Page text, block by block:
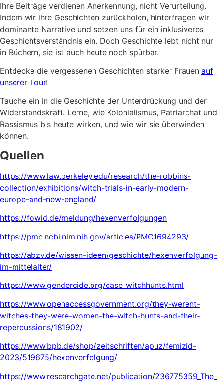
Ihre Beiträge verdienen Anerkennung, nicht Verurteilung.
Indem wir ihre Geschichten zurückholen, hinterfragen wir
dominante Narrative und setzen uns für ein inklusiveres
Geschichtsverständnis ein. Doch Geschichte lebt nicht nur
in Büchern, sie ist auch heute noch spürbar.
Entdecke die vergessenen Geschichten starker Frauen auf
unserer Tour!
Tauche ein in die Geschichte der Unterdrückung und der
Widerstandskraft. Lerne, wie Kolonialismus, Patriarchat und
Rassismus bis heute wirken, und wie wir sie überwinden
können.
Quellen
https://www.law.berkeley.edu/research/the-robbins-
collection/exhibitions/witch-trials-in-early-modern-
europe-and-new-england/
https://fowid.de/meldung/hexenverfolgungen
https://pmc.ncbi.nlm.nih.gov/articles/PMC1694293/
https://abzv.de/wissen-ideen/geschichte/hexenverfolgung-
im-mittelalter/
https://www.gendercide.org/case_witchhunts.html
https://www.openaccessgovernment.org/they-werent-
witches-they-were-women-the-witch-hunts-and-their-
repercussions/181902/
https://www.bpb.de/shop/zeitschriften/apuz/femizid-
2023/519675/hexenverfolgung/
https://www.researchgate.net/publication/